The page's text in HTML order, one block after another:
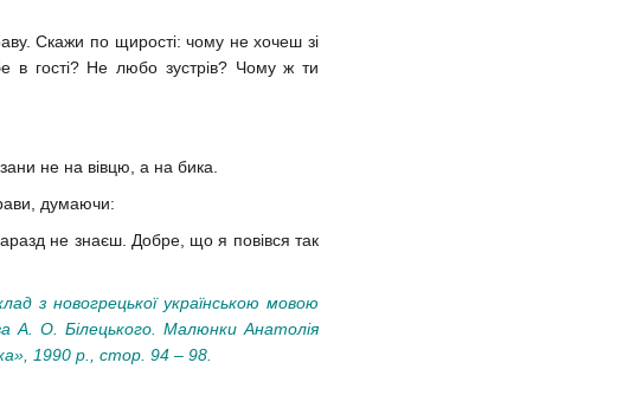
Скажи по щирості: чому не хочеш зі
в гості? Не любо зустрів? Чому ж ти
не на вівцю, а на бика.
думаючи:
не знаєш. Добре, що я повівся так
з новогрецької українською мовою
А. О. Білецького. Малюнки Анатолія
1990 р.
, стор. 94 – 98.